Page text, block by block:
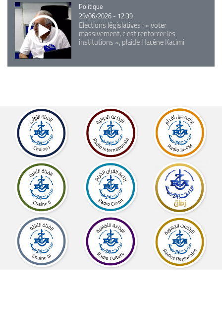
Catégorie
Politique
29/06/2026 - 12:39
Elections législatives : « voter
massivement, c'est renforcer les
institutions », plaide Hacène Kacimi